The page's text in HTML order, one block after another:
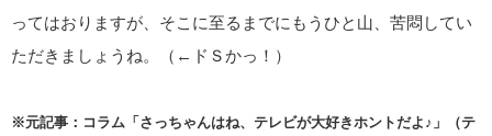
ってはおりますが、そこに至るまでにもうひと山、苦悶してい
ただきましょうね。（←ドＳかっ！）
※元記事：コラム「さっちゃんはね、テレビが大好きホントだよ♪」（テ